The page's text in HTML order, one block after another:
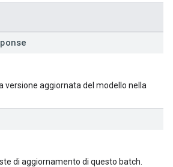
versione aggiornata del modello nella
di aggiornamento di questo batch.